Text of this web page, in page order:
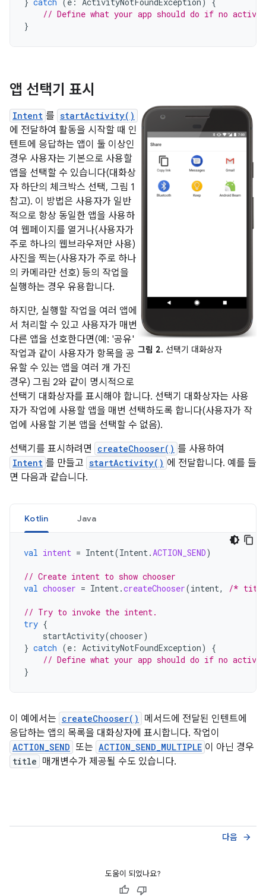
// Define what your app should do if no
}
앱 선택기 표시
그림 2. 선택기 대화상자
Intent 를 startActivity()
에 전달하여 활동을 시작할 때 인
텐트에 응답하는 앱이 둘 이상인
경우 사용자는 기본으로 사용할
앱을 선택할 수 있습니다(대화상
자 하단의 체크박스 선택, 그림 1
참고). 이 방법은 사용자가 일반
적으로 항상 동일한 앱을 사용하
여 웹페이지를 열거나(사용자가
주로 하나의 웹브라우저만 사용)
사진을 찍는(사용자가 주로 하나
의 카메라만 선호) 등의 작업을
실행하는 경우 유용합니다.
하지만, 실행할 작업을 여러 앱에
서 처리할 수 있고 사용자가 매번
다른 앱을 선호한다면(예: '공유'
작업과 같이 사용자가 항목을 공
유할 수 있는 앱을 여러 개 가진
경우) 그림 2와 같이 명시적으로
선택기 대화상자를 표시해야 합니다. 선택기 대화상자는 사용
자가 작업에 사용할 앱을 매번 선택하도록 합니다(사용자가 작
업에 사용할 기본 앱을 선택할 수 없음).
선택기를 표시하려면
createChooser() 를 사용하여
Intent 를 만들고 startActivity() 에 전달합니다. 예를 들
면 다음과 같습니다.
Kotlin Java
val intent = Intent(Intent . ACTION_SEND)
// Create intent to show chooser
val chooser = Intent .createChooser(intent, /*
// Try to invoke the intent.
try {
startActivity(chooser)
} catch (e : ActivityNotFoundException)
{
// Define what your app should do if no
}
이 예에서는 createChooser()
메서드에 전달된 인텐트에
응답하는 앱의 목록을 대화상자에 표시합니다. 작업이
ACTION_SEND 또는 ACTION_SEND_MULTIPLE 이 아닌 경우
title 매개변수가 제공될 수도 있습니다.
다음 arrow_forward
도움이 되었나요?